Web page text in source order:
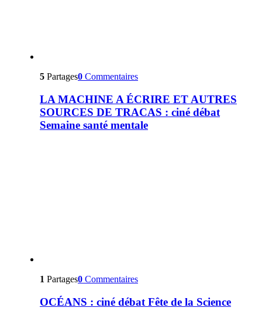
5 Partages0 Commentaires
LA MACHINE A ÉCRIRE ET AUTRES
SOURCES DE TRACAS : ciné débat
Semaine santé mentale
1 Partages0 Commentaires
OCÉANS : ciné débat Fête de la Science